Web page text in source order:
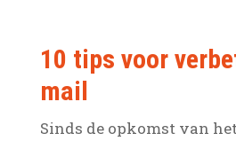
10 tips voor
mail
Sinds de opkomst van